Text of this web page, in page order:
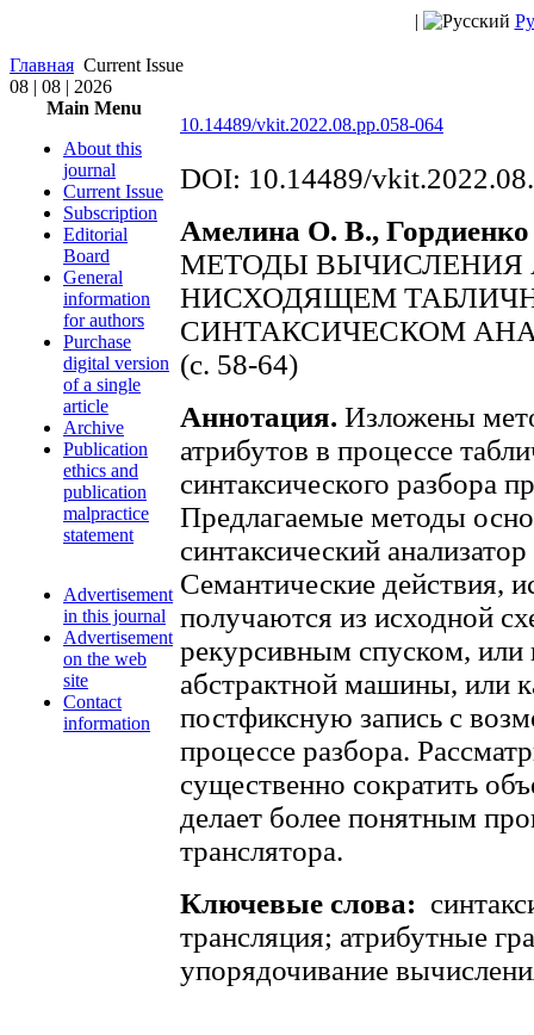
|
Главная Current Issue
08 | 08 | 2026
Main Menu
About this
journal
Current Issue
Subscription
Editorial
Board
General
information
for authors
Purchase
digital version
of a single
article
Archive
Publication
ethics and
publication
malpractice
statement
Advertisement
in this journal
Advertisement
on the web
site
Contact
information
10.14489/vkit.2022.08.pp.058-064
DOI: 10.14489/
Амелина О. В.,
МЕТОДЫ ВЫЧИСЛЕНИЯ
НИСХОДЯЩЕМ
СИНТАКСИЧЕСКОМ
(с. 58-64)
Аннотация. Изложены
атрибутов в процессе
синтаксического разбора
Предлагаемые методы
синтаксический
Семантические действия,
получаются из исходной
рекурсивным спуском, или
абстрактной машины, или
постфиксную запись с
процессе разбора.
существенно сократить
делает более понятным
транслятора.
Ключевые слова:
трансляция; атрибутные
упорядочивание